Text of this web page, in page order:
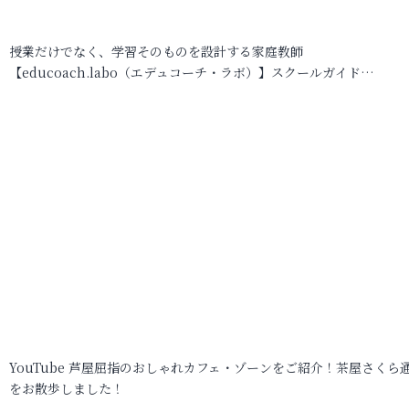
授業だけでなく、学習そのものを設計する家庭教師
【educoach.labo（エデュコーチ・ラボ）】スクールガイド…
YouTube 芦屋屈指のおしゃれカフェ・ゾーンをご紹介！茶屋さくら
をお散歩しました！